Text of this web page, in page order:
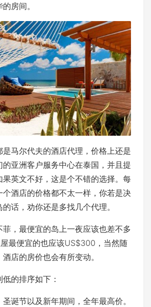
房间。
马尔代夫的酒店代理，价格上还是
亚洲客户服务中心在泰国，并且提
果英文不好，这是个不错的选择。每
个酒店的价格都不太一样，你若是决
话，劝你还是多找几个代理。
，最便宜的岛上一夜应该也差不多
最便宜的也应该US$300，当然随
店的房价也会有所变动。
的排序如下：
诞节以及新年期间，全年最高价。